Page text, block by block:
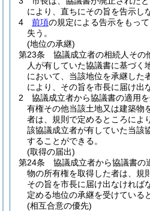
により、直ちにその旨を告示し
4
前項の規定による告示をもっ
失う。
(地位の承継)
第23条
協議成立者の相続人その
人が有していた協議書に基づく
において、当該地位を承継した
により、その旨を市長に届け出
2
協議成立者から協議書の適用
有権その他当該土地又は建築物
者は、規則で定めるところによ
該協議成立者が有していた当該
することができる。
(取得の届出)
第24条
協議成立者から協議書の
物の所有権を取得した者は、規
その旨を市長に届け出なければ
定める地位の承継を受けている
(相互合意の優先)